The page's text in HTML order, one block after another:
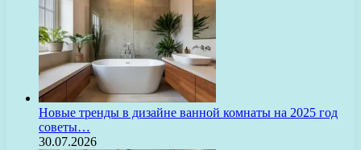
Новые тренды в дизайне ванной комнаты на 2025 год
советы…
30.07.2026